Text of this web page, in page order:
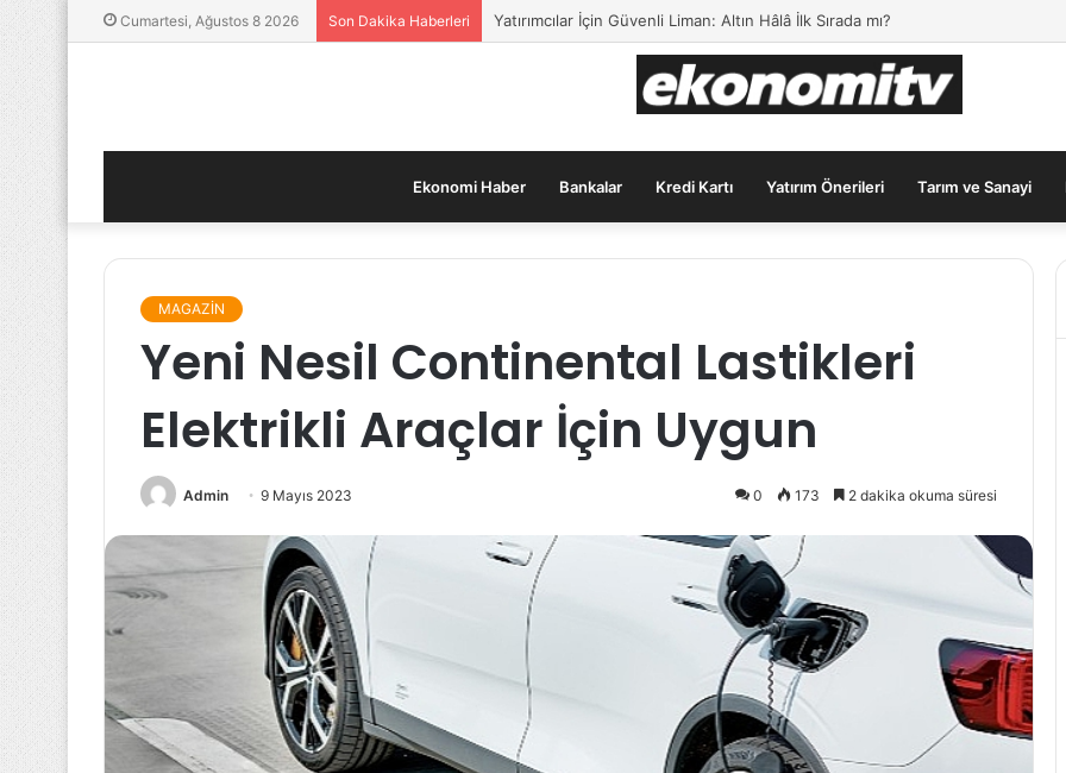
Cumartesi, Ağustos 8 2026 Son Dakika Haberleri Finans Uzmanlarından Tasarruf ve Yatırım Tavsiyeleri
Ekonomi Haber Bankalar Kredi Kartı Yatırım Önerileri Tarım ve Sanayi
MAGAZİN
Yeni Nesil Continental Lastikleri
Elektrikli Araçlar İçin Uygun
Admin 9 Mayıs 2023 0 173 2 dakika okuma süresi